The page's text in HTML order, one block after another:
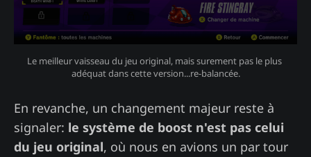
Le meilleur vaisseau du jeu original, mais surement pas le plus
adéquat dans cette version...re-balancée.
En revanche, un changement majeur reste à
signaler: le système de boost n'est pas celui
du jeu original, où nous en avions un par tour